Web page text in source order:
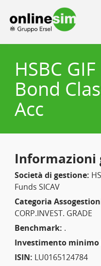
HSBC
Bond
Acc
Informazioni
Società di gestione:
Funds SICAV
Categoria
CORP.INVEST. GRADE
Benchmark: .
Investimento minimo
ISIN: LU0165124784